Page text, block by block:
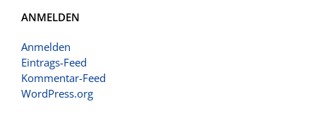
ANMELDEN
Anmelden
Eintrags-Feed
Kommentar-Feed
WordPress.org